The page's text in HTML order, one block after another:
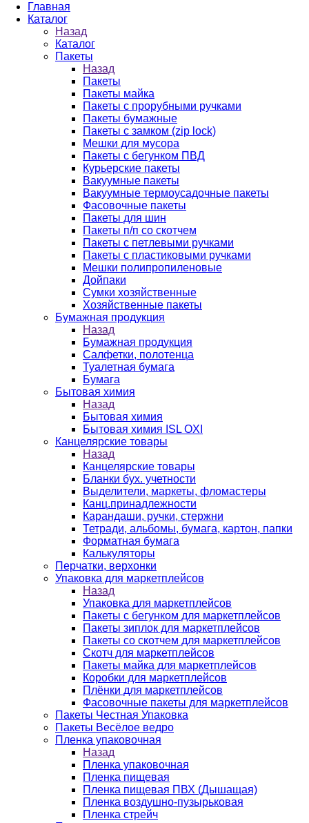
Главная
Каталог
Назад
Каталог
Пакеты
Назад
Пакеты
Пакеты майка
Пакеты с прорубными ручками
Пакеты бумажные
Пакеты с замком (zip lock)
Мешки для мусора
Пакеты с бегунком ПВД
Курьерские пакеты
Вакуумные пакеты
Вакуумные термоусадочные пакеты
Фасовочные пакеты
Пакеты для шин
Пакеты п/п со скотчем
Пакеты с петлевыми ручками
Пакеты с пластиковыми ручками
Мешки полипропиленовые
Дойпаки
Сумки хозяйственные
Хозяйственные пакеты
Бумажная продукция
Назад
Бумажная продукция
Салфетки, полотенца
Туалетная бумага
Бумага
Бытовая химия
Назад
Бытовая химия
Бытовая химия ISL OXI
Канцелярские товары
Назад
Канцелярские товары
Бланки бух. учетности
Выделители, маркеты, фломастеры
Канц.принадлежности
Карандаши, ручки, стержни
Тетради, альбомы, бумага, картон, папки
Форматная бумага
Калькуляторы
Перчатки, верхонки
Упаковка для маркетплейсов
Назад
Упаковка для маркетплейсов
Пакеты с бегунком для маркетплейсов
Пакеты зиплок для маркетплейсов
Пакеты со скотчем для маркетплейсов
Скотч для маркетплейсов
Пакеты майка для маркетплейсов
Коробки для маркетплейсов
Плёнки для маркетплейсов
Фасовочные пакеты для маркетплейсов
Пакеты Честная Упаковка
Пакеты Весёлое ведро
Пленка упаковочная
Назад
Пленка упаковочная
Пленка пищевая
Пленка пищевая ПВХ (Дышащая)
Пленка воздушно-пузырьковая
Пленка стрейч